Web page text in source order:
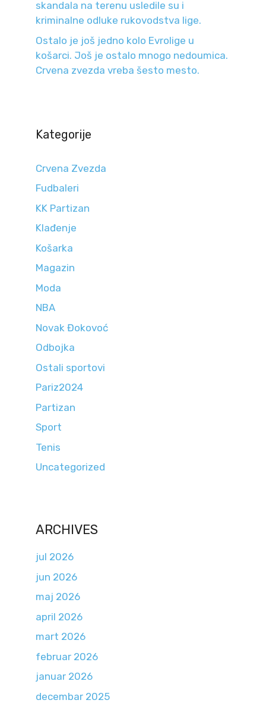
skandala na terenu usledile su i
kriminalne odluke rukovodstva lige.
Ostalo je još jedno kolo Evrolige u
košarci. Još je ostalo mnogo nedoumica.
Crvena zvezda vreba šesto mesto.
Kategorije
Crvena Zvezda
Fudbaleri
KK Partizan
Klađenje
Košarka
Magazin
Moda
NBA
Novak Đokovoć
Odbojka
Ostali sportovi
Pariz2024
Partizan
Sport
Tenis
Uncategorized
ARCHIVES
jul 2026
jun 2026
maj 2026
april 2026
mart 2026
februar 2026
januar 2026
decembar 2025